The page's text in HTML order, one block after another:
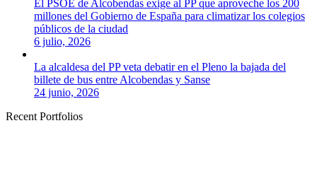
El PSOE de Alcobendas exige al PP que aproveche los 200
millones del Gobierno de España para climatizar los colegios
públicos de la ciudad
6 julio, 2026
La alcaldesa del PP veta debatir en el Pleno la bajada del
billete de bus entre Alcobendas y Sanse
24 junio, 2026
Recent Portfolios